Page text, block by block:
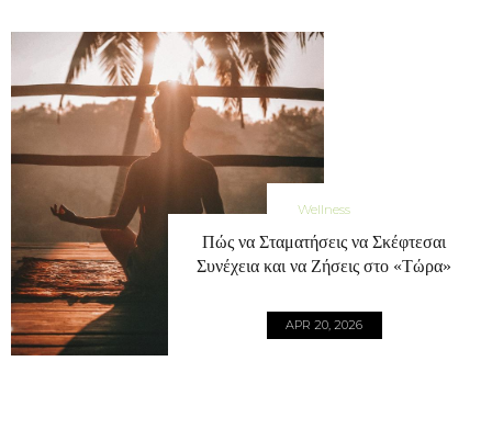
Wellness
Πώς να Σταματήσεις να Σκέφτεσαι
Συνέχεια και να Ζήσεις στο «Τώρα»
APR 20, 2026